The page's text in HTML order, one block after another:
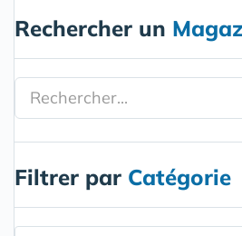
Rechercher un
Filtrer par Catégorie